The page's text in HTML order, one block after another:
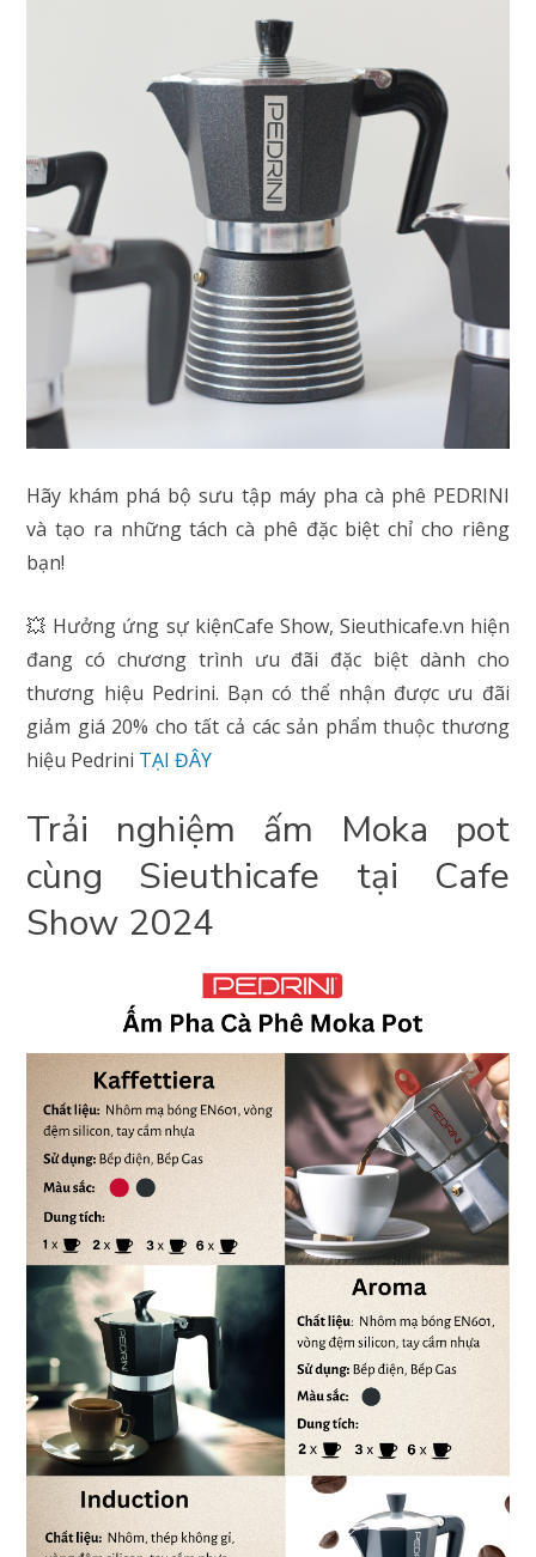
Hãy khám phá bộ sưu tập máy pha cà phê PEDRINI
và tạo ra những tách cà phê đặc biệt chỉ cho riêng
bạn!
💥 Hưởng ứng sự kiệnCafe Show, Sieuthicafe.vn hiện
đang có chương trình ưu đãi đặc biệt dành cho
thương hiệu Pedrini. Bạn có thể nhận được ưu đãi
giảm giá 20% cho tất cả các sản phẩm thuộc thương
hiệu Pedrini TẠI ĐÂY
Trải nghiệm ấm Moka pot
cùng Sieuthicafe tại Cafe
Show 2024